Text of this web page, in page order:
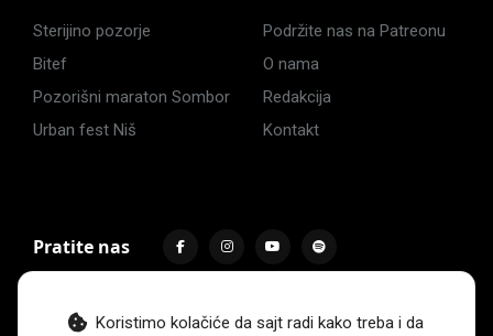
Koristimo kolačiće da sajt radi kako treba i da
Sterijino pozorje
Bitef
Pozorišni maraton Sombor
Urban fest Niš
Podržite nas na Patreonu
O nama
Redakcija
Kontakt
Pratite nas